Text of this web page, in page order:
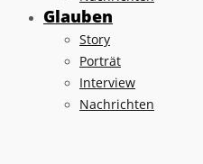
Glauben
Story
Porträt
Interview
Nachrichten